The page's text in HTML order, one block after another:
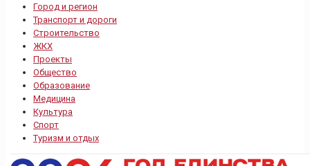
Город и регион
Транспорт и дороги
Строительство
ЖКХ
Проекты
Общество
Образование
Медицина
Культура
Спорт
Туризм и отдых